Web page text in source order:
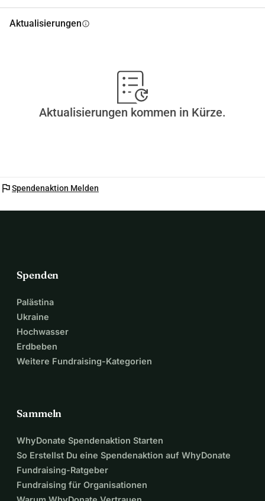
Aktualisierungeninfo
Aktualisierungen kommen in Kürze.
flagSpendenaktion Melden
Spenden
Palästina
Ukraine
Hochwasser
Erdbeben
Weitere Fundraising-Kategorien
Sammeln
WhyDonate Spendenaktion Starten
So Erstellst Du eine Spendenaktion auf WhyDonate
Fundraising-Ratgeber
Fundraising für Organisationen